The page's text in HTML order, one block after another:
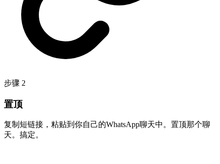
步骤 2
置顶
复制短链接，粘贴到你自己的WhatsApp聊天中。置顶那个聊
天。搞定。